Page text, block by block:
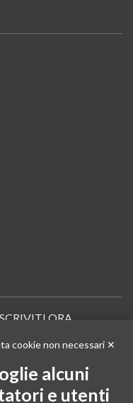
ORA.
ai professionisti e resta
cookie non necessari ✕
alcuni
e utenti